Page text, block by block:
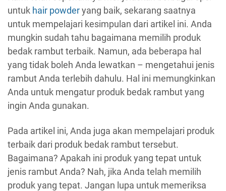
untuk hair powderyang baik, sekarang saatnya
untuk mempelajari kesimpulan dari artikel ini. Anda
mungkin sudah tahu bagaimana memilih produk
bedak rambut terbaik. Namun, ada beberapa hal
yang tidak boleh Anda lewatkan – mengetahui jenis
rambut Anda terlebih dahulu. Hal ini memungkinkan
Anda untuk mengatur produk bedak rambut yang
ingin Anda gunakan.
Pada artikel ini, Anda juga akan mempelajari produk
terbaik dari produk bedak rambut tersebut.
Bagaimana? Apakah ini produk yang tepat untuk
jenis rambut Anda? Nah, jika Anda telah memilih
produk yang tepat. Jangan lupa untuk memeriksa